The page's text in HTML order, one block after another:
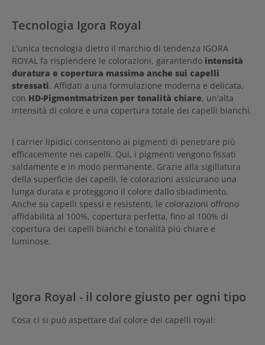
Tecnologia Igora Royal
L'unica tecnologia dietro il marchio di tendenza IGORA
ROYAL fa risplendere le colorazioni, garantendo intensità
duratura e copertura massima anche sui capelli
stressati. Affidati a una formulazione moderna e delicata,
con HD-Pigmentmatrizen per tonalità chiare, un'alta
intensità di colore e una copertura totale dei capelli bianchi.
I carrier lipidici consentono ai pigmenti di penetrare più
efficacemente nei capelli. Qui, i pigmenti vengono fissati
saldamente e in modo permanente. Grazie alla sigillatura
della superficie dei capelli, le colorazioni assicurano una
lunga durata e proteggono il colore dallo sbiadimento.
Anche su capelli spessi e resistenti, le colorazioni offrono
affidabilità al 100%, copertura perfetta, fino al 100% di
copertura dei capelli bianchi e tonalità più chiare e
luminose.
Igora Royal - il colore giusto per ogni tipo
Cosa ci si può aspettare dal colore dei capelli royal: